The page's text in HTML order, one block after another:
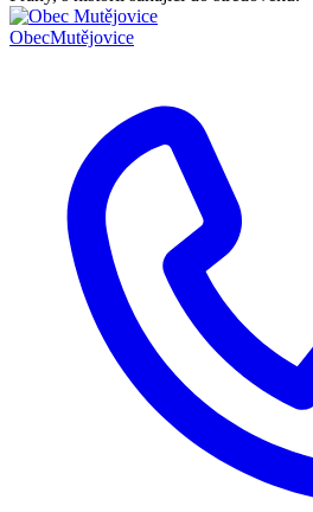
ObecMutějovice